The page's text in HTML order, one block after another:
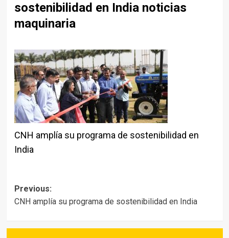
sostenibilidad en India noticias
maquinaria
CNH amplía su programa de sostenibilidad en
India
Post
navigation
Previous:
CNH amplía su programa de sostenibilidad en India